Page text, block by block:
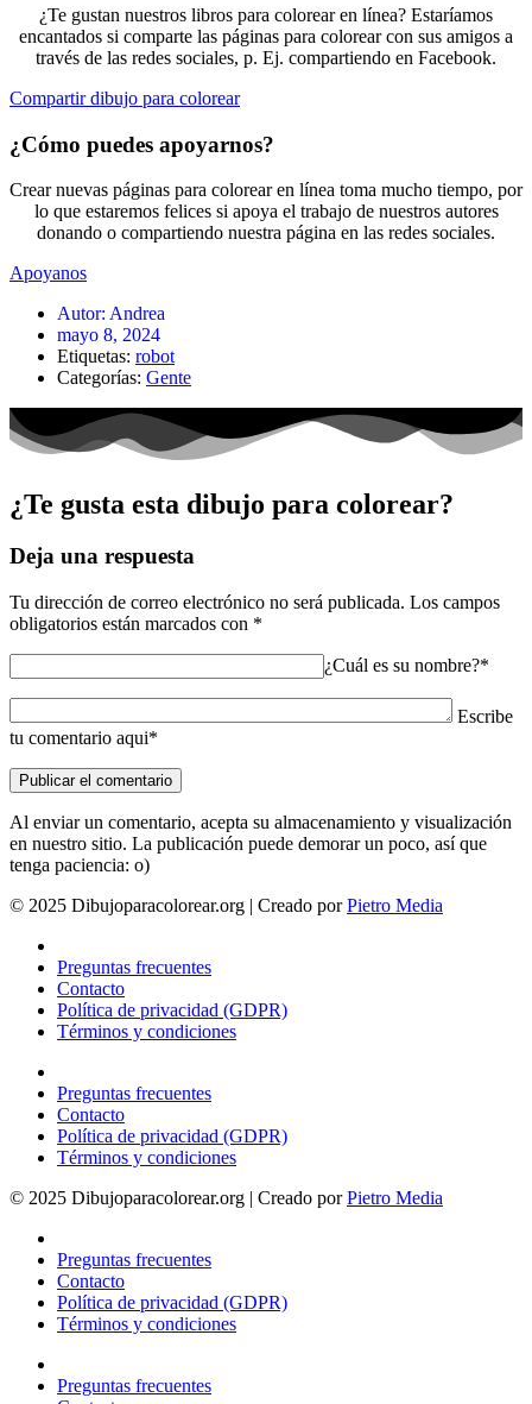
¿Te gustan nuestros libros para colorear en línea? Estaríamos
encantados si comparte las páginas para colorear con sus amigos a
través de las redes sociales, p. Ej. compartiendo en Facebook.
Compartir dibujo para colorear
¿Cómo puedes apoyarnos?
Crear nuevas páginas para colorear en línea toma mucho tiempo, por
lo que estaremos felices si apoya el trabajo de nuestros autores
donando o compartiendo nuestra página en las redes sociales.
Apoyanos
Autor: Andrea
mayo 8, 2024
Etiquetas: robot
Categorías: Gente
¿Te gusta esta dibujo para colorear?
Deja una respuesta
Tu dirección de correo electrónico no será publicada. Los campos
obligatorios están marcados con *
¿Cuál es su nombre?*
Escribe
tu comentario aqui*
Al enviar un comentario, acepta su almacenamiento y visualización
en nuestro sitio. La publicación puede demorar un poco, así que
tenga paciencia: o)
© 2025 Dibujoparacolorear.org | Creado porPietro Media
Preguntas frecuentes
Contacto
Política de privacidad (GDPR)
Términos y condiciones
Preguntas frecuentes
Contacto
Política de privacidad (GDPR)
Términos y condiciones
© 2025 Dibujoparacolorear.org | Creado porPietro Media
Preguntas frecuentes
Contacto
Política de privacidad (GDPR)
Términos y condiciones
Preguntas frecuentes